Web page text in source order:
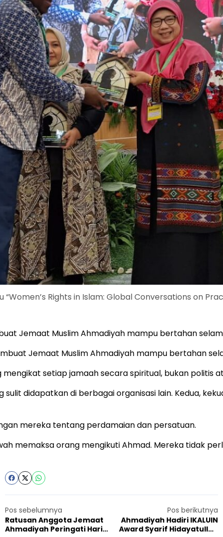
Rights in Islam: Global Conversations on
Jemaat Muslim Ahmadiyah mampu bertahan
Jemaat Muslim Ahmadiyah mampu bertahan
setiap jamaah secara spiritual, bukan politis
didapatkan di berbagai organisasi lain. Kedua,
mereka tentang perdamaian dan persatuan.
memaksa orang mengikuti Ahmad. Mereka tidak
Pos sebelumnya
Ratusan Anggota Jemaat
Ahmadiyah Peringati Hari
Pos berikutnya
Ahmadiyah Hadiri IKALUIN
Award Syarif Hidayatullah